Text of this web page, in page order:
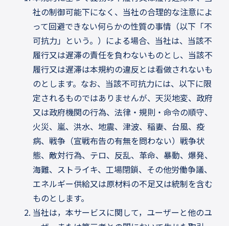
社の制御可能下になく、当社の合理的な注意によ
って回避できない何らかの性質の事情（以下「不
可抗力」という。）による場合、当社は、当該不
履行又は遅滞の責任を負わないものとし、当該不
履行又は遅滞は本規約の違反とは看做されないも
のとします。なお、当該不可抗力には、以下に限
定されるものではありませんが、天災地変、政府
又は政府機関の行為、法律・規則・命令の順守、
火災、嵐、洪水、地震、津波、稲妻、台風、疫
病、戦争（宣戦布告の有無を問わない）戦争状
態、敵対行為、テロ、反乱、革命、暴動、爆発、
海難、ストライキ、工場閉鎖、その他労働争議、
エネルギー供給又は原材料の不足又は統制を含む
ものとします。
当社は，本サービスに関して，ユーザーと他のユ